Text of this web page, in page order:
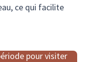
ce qui facilite
pour visiter